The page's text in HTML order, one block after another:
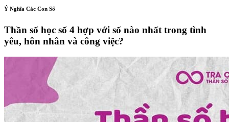
Ý Nghĩa Các Con Số
Thần số học số 4 hợp với số nào nhất trong tình
yêu, hôn nhân và công việc?